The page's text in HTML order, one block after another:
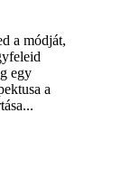
a módját,
egy
a